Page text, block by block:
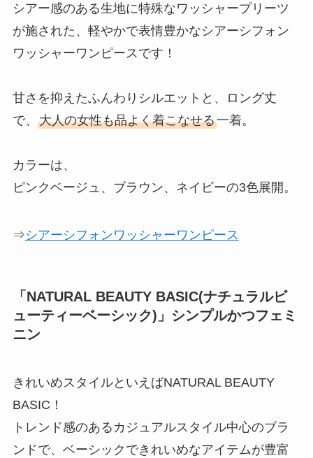
シアー感のある生地に特殊なワッシャープリーツ
が施された、軽やかで表情豊かなシアーシフォン
ワッシャーワンピースです！
甘さを抑えたふんわりシルエットと、ロング丈
で、 大人の女性も品よく着こなせる一着。
カラーは、
ピンクベージュ、ブラウン、ネイビーの3色展開。
⇒シアーシフォンワッシャーワンピース
「NATURAL BEAUTY BASIC(ナチュラルビ
ューティーベーシック)」シンプルかつフェミ
ニン
きれいめスタイルといえばNATURAL BEAUTY
BASIC！
トレンド感のあるカジュアルスタイル中心のブラ
ンドで、ベーシックできれいめなアイテムが豊富